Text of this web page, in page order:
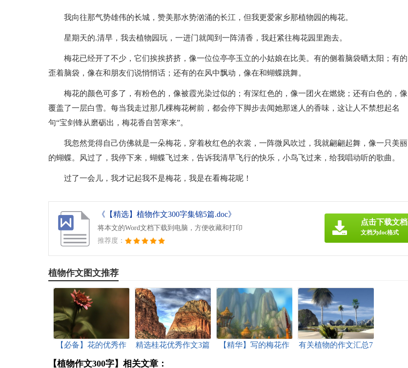
我向往那气势雄伟的长城，赞美那水势汹涌的长江，但我更爱家乡那植物园的梅花。
星期天的.清早，我去植物园玩，一进门就闻到一阵清香，我赶紧往梅花园里跑去。
梅花已经开了不少，它们挨挨挤挤，像一位位亭亭玉立的小姑娘在比美。有的侧着脑袋晒太阳；有的
歪着脑袋，像在和朋友们说悄悄话；还有的在风中飘动，像在和蝴蝶跳舞。
梅花的颜色可多了，有粉色的，像被霞光染过似的；有深红色的，像一团火在燃烧；还有白色的，像
覆盖了一层白雪。每当我走过那几棵梅花树前，都会停下脚步去闻她那迷人的香味，这让人不禁想起名
句“宝剑锋从磨砺出，梅花香自苦寒来”。
我忽然觉得自己仿佛就是一朵梅花，穿着枚红色的衣裳，一阵微风吹过，我就翩翩起舞，像一只美丽
的蝴蝶。风过了，我停下来，蝴蝶飞过来，告诉我清早飞行的快乐，小鸟飞过来，给我唱动听的歌曲。
过了一会儿，我才记起我不是梅花，我是在看梅花呢！
《【精选】植物作文300字集锦5篇.doc》
将本文的Word文档下载到电脑，方便收藏和打印
推荐度：
点击下载文档
文档为doc格式
植物作文图文推荐
【必备】花的优秀作
精选桂花优秀作文3篇
【精华】写的梅花作
有关植物的作文汇总7
【植物作文300字】相关文章：